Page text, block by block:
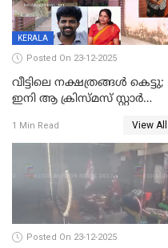
KERALA
Posted On 23-12-2025
വീട്ടിലെ നക്ഷത്രങ്ങൾ കെട്ടു;
ഇനി ആ ക്രിസ്മസ് സ്റ്റാർ
വേണ്ടിയുള്ള
പിടിവലിക്കിടയിൽ
അപ്പൂപ്പനെതിരെ പോക്സോ
കേസ് ഒടുവിൽ 4 ജീവനുകൾ
പൊലിഞ്ഞു
1 Min Read View All
Posted On 23-12-2025